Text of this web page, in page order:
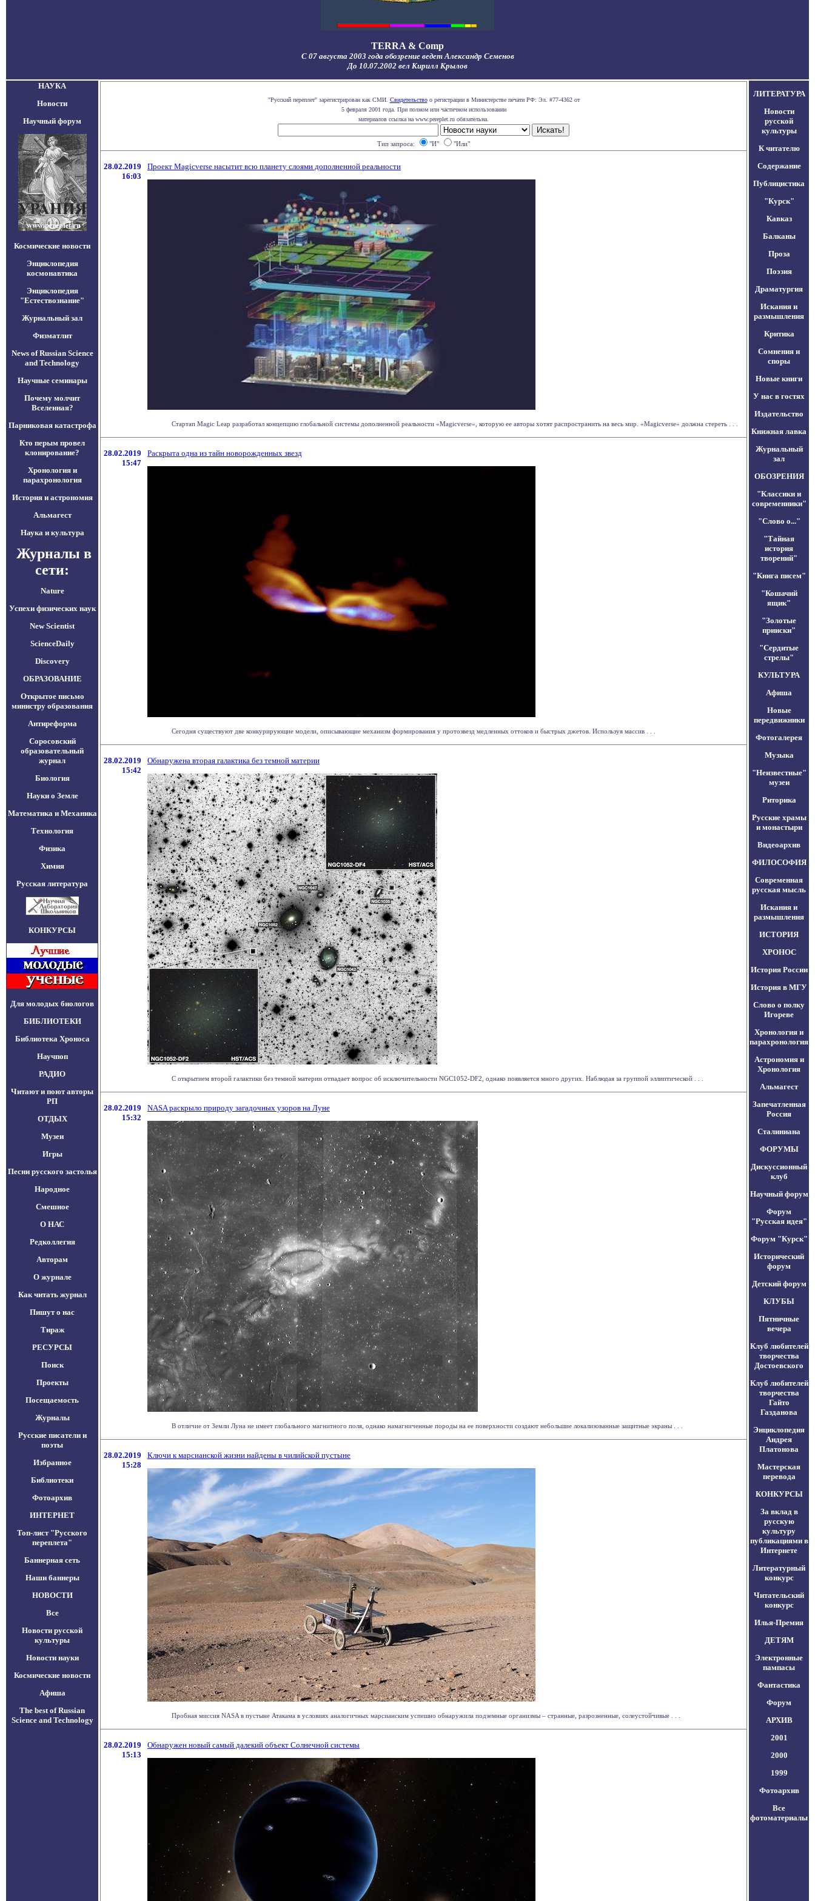
TERRA & Comp
С 07 августа 2003 года обозрение ведет Александр Семенов
До 10.07.2002 вел Кирилл Крылов
НАУКА
Новости
Научный форум
Космические новости
Энциклопедия
космонавтика
Энциклопедия
"Естествознание"
Журнальный зал
Физматлит
News of Russian Science
and Technology
Научные семинары
Почему молчит
Вселенная?
Парниковая катастрофа
Кто перым провел
клонирование?
Хронология и
парахронология
История и астрономия
Альмагест
Наука и культура
Журналы в
сети:
Nature
Успехи физических наук
New Scientist
ScienceDaily
Discovery
ОБРАЗОВАНИЕ
Открытое письмо
министру образования
Антиреформа
Соросовский
образовательный
журнал
Биология
Науки о Земле
Математика и Механика
Технология
Физика
Химия
Русская литература
КОНКУРСЫ
Для молодых биологов
БИБЛИОТЕКИ
Библиотека Хроноса
Научпоп
РАДИО
Читают и поют авторы
РП
ОТДЫХ
Музеи
Игры
Песни русского застолья
Народное
Смешное
О НАС
Редколлегия
Авторам
О журнале
Как читать журнал
Пишут о нас
Тираж
РЕСУРСЫ
Поиск
Проекты
Посещаемость
Журналы
Русские писатели и
поэты
Избранное
Библиотеки
Фотоархив
ИНТЕРНЕТ
Топ-лист "Русского
переплета"
Баннерная сеть
Наши баннеры
НОВОСТИ
Все
Новости русской
культуры
Новости науки
Космические новости
Афиша
The best of Russian
Science and Technology
"Русский переплет" зарегистрирован как СМИ. Свидетельствоо регистрации в Министерстве печати РФ: Эл. #77-4362 от
5 февраля 2001 года. При полном или частичном использовании
материалов ссылка на www.pereplet.ru обязательна.
Тип запроса: "И" "Или"
28.02.2019
16:03
Проект Magicverse насытит всю планету слоями дополненной реальности
Стартап Magic Leap разработал концепцию глобальной системы дополненной реальности «Magicverse», которую ее авторы хотят распространить на весь мир. «Magicverse» должна стереть . . .
28.02.2019
15:47
Раскрыта одна из тайн новорожденных звезд
Сегодня существуют две конкурирующие модели, описывающие механизм формирования у протозвезд медленных оттоков и быстрых джетов. Используя массив . . .
28.02.2019
15:42
Обнаружена вторая галактика без темной материи
С открытием второй галактики без темной материи отпадает вопрос об исключительности NGC1052-DF2, однако появляется много других. Наблюдая за группой эллиптической . . .
28.02.2019
15:32
NASA раскрыло природу загадочных узоров на Луне
В отличие от Земли Луна не имеет глобального магнитного поля, однако намагниченные породы на ее поверхности создают небольшие локализованные защитные экраны . . .
28.02.2019
15:28
Ключи к марсианской жизни найдены в чилийской пустыне
Пробная миссия NASA в пустыне Атакама в условиях аналогичных марсианским успешно обнаружила подземные организмы – странные, разрозненные, солеустойчивые . . .
28.02.2019
15:13
Обнаружен новый самый далекий объект Солнечной системы
ЛИТЕРАТУРА
Новости
русской
культуры
К читателю
Содержание
Публицистика
"Курск"
Кавказ
Балканы
Проза
Поэзия
Драматургия
Искания и
размышления
Критика
Сомнения и
споры
Новые книги
У нас в гостях
Издательство
Книжная лавка
Журнальный
зал
ОБОЗРЕНИЯ
"Классики и
современники"
"Слово о..."
"Тайная
история
творений"
"Книга писем"
"Кошачий
ящик"
"Золотые
прииски"
"Сердитые
стрелы"
КУЛЬТУРА
Афиша
Новые
передвижники
Фотогалерея
Музыка
"Неизвестные"
музеи
Риторика
Русские храмы
и монастыри
Видеоархив
ФИЛОСОФИЯ
Современная
русская мысль
Искания и
размышления
ИСТОРИЯ
ХРОНОС
История России
История в МГУ
Слово о полку
Игореве
Хронология и
парахронология
Астрономия и
Хронология
Альмагест
Запечатленная
Россия
Сталиниана
ФОРУМЫ
Дискуссионный
клуб
Научный форум
Форум
"Русская идея"
Форум "Курск"
Исторический
форум
Детский форум
КЛУБЫ
Пятничные
вечера
Клуб любителей
творчества
Достоевского
Клуб любителей
творчества
Гайто
Газданова
Энциклопедия
Андрея
Платонова
Мастерская
перевода
КОНКУРСЫ
За вклад в
русскую
культуру
публикациями в
Интернете
Литературный
конкурс
Читательский
конкурс
Илья-Премия
ДЕТЯМ
Электронные
пампасы
Фантастика
Форум
АРХИВ
2001
2000
1999
Фотоархив
Все
фотоматериалы